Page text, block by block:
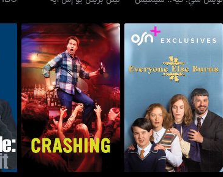
إيفريون إيلس بيرنز كراشينغ